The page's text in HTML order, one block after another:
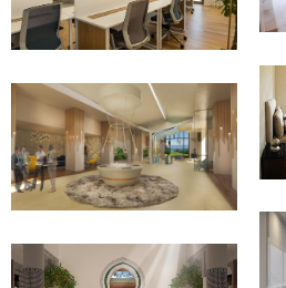
2018 - Conception et
réalisation
BUREAU DE VENTE
IMMOBILIER
Conception
RIAD EL AMINE